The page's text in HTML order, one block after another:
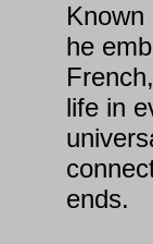
he
life in
ends.